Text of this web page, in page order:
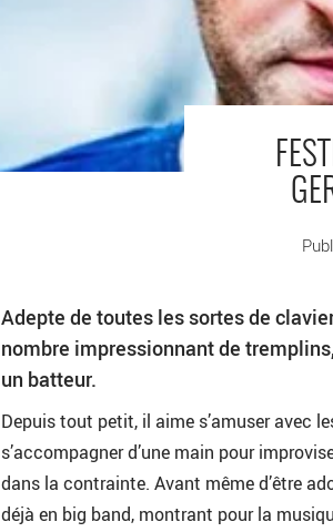
Adepte de toutes les sortes de
nombre impressionnant de
un batteur.
Depuis tout petit, il aime s’amuser avec
s’accompagner d’une main pour
dans la contrainte. Avant même d’être
déjà en big band, montrant pour la